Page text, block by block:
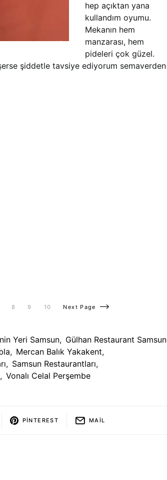
hep açıktan yana
kullandım oyumu.
Mekanın hem
manzarası, hem
pideleri çok güzel.
şiddetle tavsiye ediyorum semaverden
8 9 10 Next Page
Yeri Samsun, Gülhan Restaurant Samsun
, Mercan Balık Yakakent,
, Samsun Restaurantları,
, Vonalı Celal Perşembe
PINTEREST MAIL